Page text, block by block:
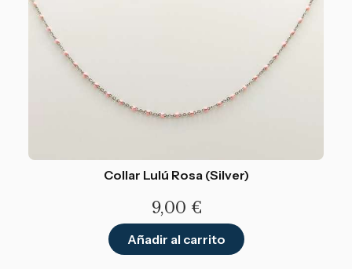
Collar Lulú Rosa (Silver)
9,00 €
Añadir al carrito